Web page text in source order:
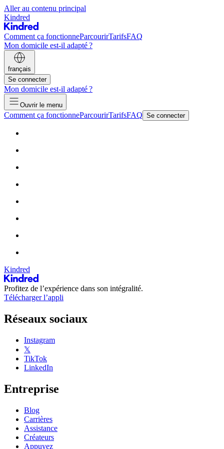
Aller au contenu principal
Kindred
Comment ça fonctionneParcourirTarifsFAQ
Mon domicile est-il adapté ?
français
Se connecter
Mon domicile est-il adapté ?
Ouvrir le menu
Comment ça fonctionneParcourirTarifsFAQ Se connecter
Kindred
Profitez de l’expérience dans son intégralité.
Télécharger l’appli
Réseaux sociaux
Instagram
𝕏
TikTok
LinkedIn
Entreprise
Blog
Carrières
Assistance
Créateurs
Appuyez